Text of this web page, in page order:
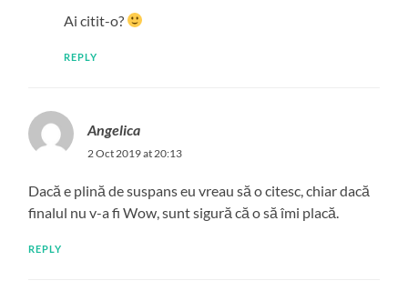
Ai citit-o?
REPLY
Angelica
2 Oct 2019 at 20:13
Dacă e plină de suspans eu vreau să o citesc, chiar dacă
finalul nu v-a fi Wow, sunt sigură că o să îmi placă.
REPLY